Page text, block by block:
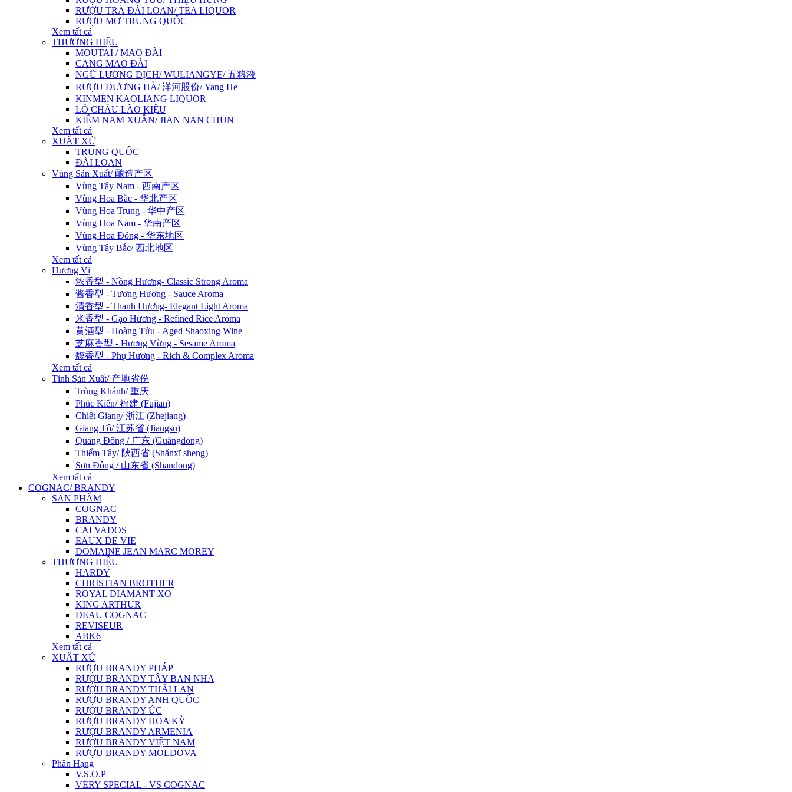
RƯỢU TRÀ ĐÀI LOAN/ TEA LIQUOR
RƯỢU MƠ TRUNG QUỐC
Xem tất cả
THƯƠNG HIỆU
MOUTAI / MAO ĐÀI
CANG MAO ĐÀI
NGŨ LƯƠNG DỊCH/ WULIANGYE/ 五粮液
RƯỢU DƯƠNG HÀ/ 洋河股份/ Yang He
KINMEN KAOLIANG LIQUOR
LÔ CHÂU LÃO KIỆU
KIẾM NAM XUÂN/ JIAN NAN CHUN
Xem tất cả
XUẤT XỨ
TRUNG QUỐC
ĐÀI LOAN
Vùng Sản Xuất/ 酿造产区
Vùng Tây Nam - 西南产区
Vùng Hoa Bắc - 华北产区
Vùng Hoa Trung - 华中产区
Vùng Hoa Nam - 华南产区
Vùng Hoa Đông - 华东地区
Vùng Tây Bắc/ 西北地区
Xem tất cả
Hương Vị
浓香型 - Nồng Hương- Classic Strong Aroma
酱香型 - Tương Hương - Sauce Aroma
清香型 - Thanh Hương- Elegant Light Aroma
米香型 - Gạo Hương - Refined Rice Aroma
黄酒型 - Hoàng Tửu - Aged Shaoxing Wine
芝麻香型 - Hương Vừng - Sesame Aroma
馥香型 - Phụ Hương - Rich & Complex Aroma
Xem tất cả
Tỉnh Sản Xuất/ 产地省份
Trùng Khánh/ 重庆
Phúc Kiến/ 福建 (Fujian)
Chiết Giang/ 浙江 (Zhejiang)
Giang Tô/ 江苏省 (Jiangsu)
Quảng Đông / 广东 (Guǎngdōng)
Thiểm Tây/ 陝西省 (Shǎnxī sheng)
Sơn Đông / 山东省 (Shāndōng)
Xem tất cả
COGNAC/ BRANDY
SẢN PHẨM
COGNAC
BRANDY
CALVADOS
EAUX DE VIE
DOMAINE JEAN MARC MOREY
THƯƠNG HIỆU
HARDY
CHRISTIAN BROTHER
ROYAL DIAMANT XO
KING ARTHUR
DEAU COGNAC
REVISEUR
ABK6
Xem tất cả
XUẤT XỨ
RƯỢU BRANDY PHÁP
RƯỢU BRANDY TÂY BAN NHA
RƯỢU BRANDY THÁI LAN
RƯỢU BRANDY ANH QUỐC
RƯỢU BRANDY ÚC
RƯỢU BRANDY HOA KỲ
RƯỢU BRANDY ARMENIA
RƯỢU BRANDY VIỆT NAM
RƯỢU BRANDY MOLDOVA
Phân Hạng
V.S.O.P
VERY SPECIAL - VS COGNAC